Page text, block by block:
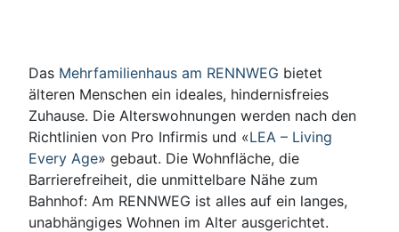
Das Mehrfamilienhaus am RENNWEG bietet
älteren Menschen ein ideales, hindernisfreies
Zuhause. Die Alterswohnungen werden nach den
Richtlinien von Pro Infirmis und «LEA – Living
Every Age» gebaut. Die Wohnfläche, die
Barrierefreiheit, die unmittelbare Nähe zum
Bahnhof: Am RENNWEG ist alles auf ein langes,
unabhängiges Wohnen im Alter ausgerichtet.